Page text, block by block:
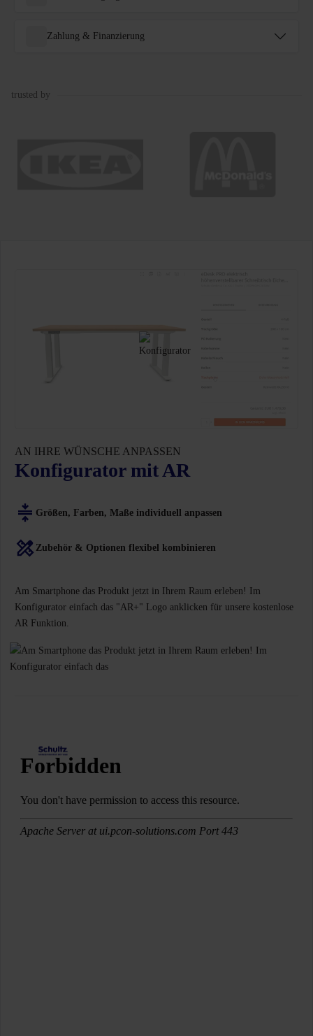
Zahlung & Finanzierung
trusted by
AN IHRE WÜNSCHE ANPASSEN
Konfigurator mit AR
Größen, Farben, Maße individuell anpassen
Zubehör & Optionen flexibel kombinieren
Am Smartphone das Produkt jetzt in Ihrem Raum erleben! Im
Konfigurator einfach das "AR+" Logo anklicken für unsere kostenlose
AR Funktion.